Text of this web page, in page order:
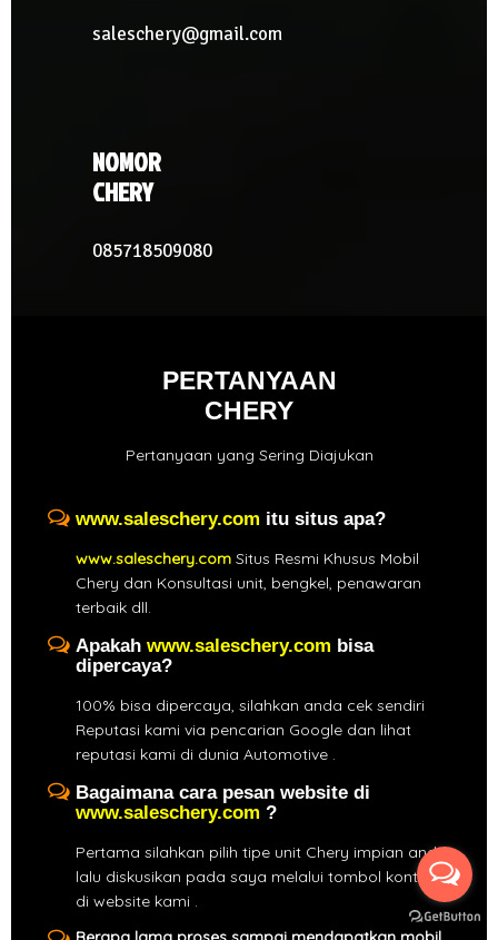
saleschery@gmail.com
NOMOR
CHERY
085718509080
PERTANYAAN
CHERY
Pertanyaan yang Sering Diajukan
www.saleschery.com itu situs apa?
www.saleschery.com Situs Resmi Khusus Mobil
Chery dan Konsultasi unit, bengkel, penawaran
terbaik dll.
Apakah www.saleschery.com bisa
dipercaya?
100% bisa dipercaya, silahkan anda cek sendiri
Reputasi kami via pencarian Google dan lihat
reputasi kami di dunia Automotive .
Bagaimana cara pesan website di
www.saleschery.com ?
Pertama silahkan pilih tipe unit Chery impian anda,
lalu diskusikan pada saya melalui tombol kontak
di website kami .